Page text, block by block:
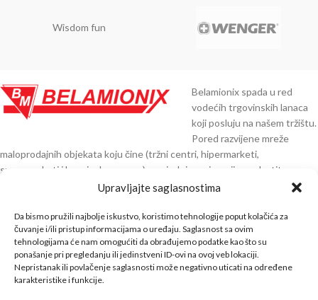
Upravljajte saglasnostima
Da bismo pružili najbolje iskustvo, koristimo tehnologije poput kolačića za
čuvanje i/ili pristup informacijama o uređaju. Saglasnost sa ovim
tehnologijama će nam omogućiti da obrađujemo podatke kao što su
ponašanje pri pregledanju ili jedinstveni ID-ovi na ovoj veb lokaciji.
Nepristanak ili povlačenje saglasnosti može negativno uticati na određene
karakteristike i funkcije.
Wisdom fun
Belamionix spada u red
vodećih trgovinskih lanaca
koji posluju na našem tržištu.
Pored razvijene mreže
maloprodajnih objekata koju čine (tržni centri, hipermarketi,
supermarketi i benzinske pumpe), posjedujemo i razvijenu vlastitu
distribuciju preko 30.000 artikala čiji smo direktni uvoznici iz Njemačke,
KNTAKT INFO
BELA SHOP